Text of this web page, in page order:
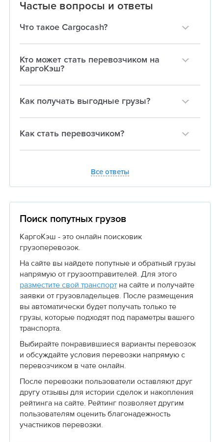
Частые вопросы и ответы
Что такое Cargocash?
Кто может стать перевозчиком на
КаргоКэш?
Как получать выгодные грузы?
Как стать перевозчиком?
Все ответы
Поиск попутных грузов
КаргоКэш - это онлайн поисковик
грузоперевозок.
На сайте вы найдете попутные и обратный грузы
напрямую от грузоотправителей. Для этого
разместите свой транспортна сайте и получайте
заявки от грузовладельцев. После размещения
вы автоматически будет получать только те
грузы, которые подходят под параметры вашего
транспорта.
Выбирайте понравившиеся варианты перевозок
и обсуждайте условия перевозки напрямую с
перевозчиком в чате онлайн.
После перевозки пользователи оставляют друг
другу отзывы для истории сделок и накопления
рейтинга на сайте. Рейтинг позволяет другим
пользователям оценить благонадежность
участников перевозки.